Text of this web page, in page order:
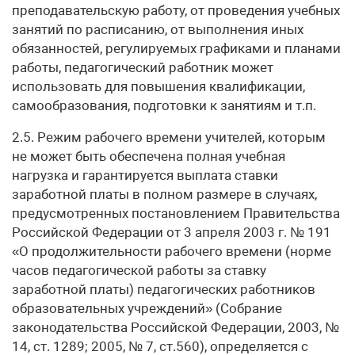
преподавательскую работу, от проведения учебных
занятий по расписанию, от выполнения иных
обязанностей, регулируемых графиками и планами
работы, педагогический работник может
использовать для повышения квалификации,
самообразования, подготовки к занятиям и т.п.
2.5. Режим рабочего времени учителей, которым
не может быть обеспечена полная учебная
нагрузка и гарантируется выплата ставки
заработной платы в полном размере в случаях,
предусмотренных постановлением Правительства
Российской Федерации от 3 апреля 2003 г. № 191
«О продолжительности рабочего времени (норме
часов педагогической работы за ставку
заработной платы) педагогических работников
образовательных учреждений» (Собрание
законодательства Российской Федерации, 2003, №
14, ст. 1289; 2005, № 7, ст.560), определяется с